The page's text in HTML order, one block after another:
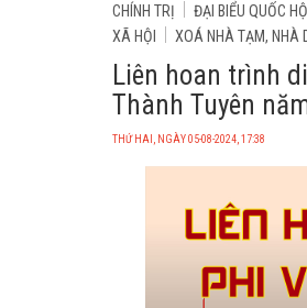
CHÍNH TRỊ ĐẠI BIỂU QUỐC
XÃ HỘI
XOÁ NHÀ TẠM, NHÀ
Liên hoan trình
Thành Tuyên
THỨ HAI, NGÀY 05-08-2024, 17:38